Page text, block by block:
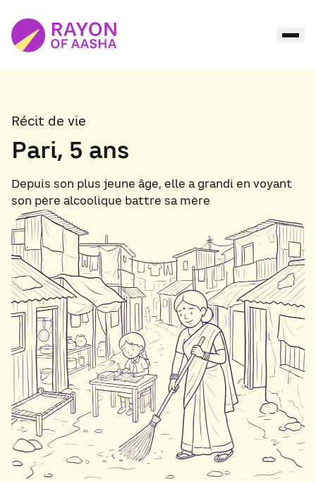
Récit de vie
Pari, 5 ans
Depuis son plus jeune âge, elle a grandi en voyant
son père alcoolique battre sa mère